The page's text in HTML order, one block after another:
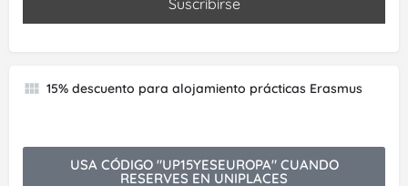
15% descuento para alojamiento prácticas Erasmus
USA CÓDIGO "UP15YESEUROPA" CUANDO
RESERVES EN UNIPLACES